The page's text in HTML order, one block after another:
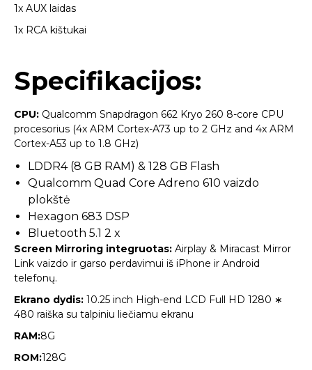
1x AUX laidas
1x RCA kištukai
Specifikacijos:
CPU: Qualcomm Snapdragon 662 Kryo 260 8-core CPU
procesorius (4x ARM Cortex-A73 up to 2 GHz and 4x ARM
Cortex-A53 up to 1.8 GHz)
LDDR4 (8 GB RAM) & 128 GB Flash
Qualcomm Quad Core Adreno 610 vaizdo
plokštė
Hexagon 683 DSP
Bluetooth 5.1 2 x
Screen Mirroring integruotas: Airplay & Miracast Mirror
Link vaizdo ir garso perdavimui iš iPhone ir Android
telefonų.
Ekrano dydis: 10.25 inch High-end LCD Full HD 1280 ∗
480 raiška su talpiniu liečiamu ekranu
RAM:8G
ROM:128G